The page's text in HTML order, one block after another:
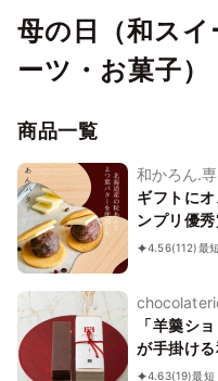
母の日（和ス
ーツ・お菓子）
商品一覧
和かろん.
ギフトに
ンプリ優
生どら焼
4.56(112)最
「羊羹シ
が手掛け
4.63(19)最短